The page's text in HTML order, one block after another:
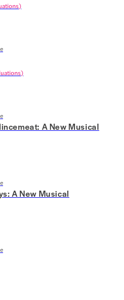
)
)
A New Musical
A New Musical